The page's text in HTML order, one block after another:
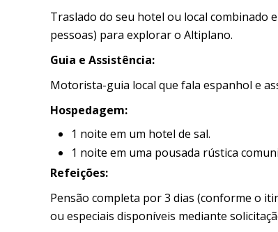
Traslado do seu hotel ou local combinado
pessoas) para explorar o Altiplano.
Guia e Assistência:
Motorista-guia local que fala espanhol e
Hospedagem:
1 noite em um hotel de sal.
1 noite em uma pousada rústica
Refeições:
Pensão completa por 3 dias (conforme o
ou especiais disponíveis mediante